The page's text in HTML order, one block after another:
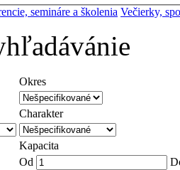
semináre a školenia Večierky,
Okres
Charakter
Kapacita
Od